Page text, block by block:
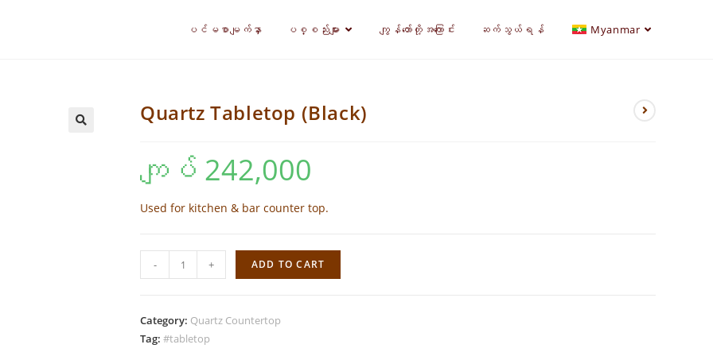
ပင်မစာမျက်နှာ ပစ္စည်းများ ကျွန်တော်တို့အကြောင်း ဆက်သွယ်ရန် Myanmar
Quartz Tabletop (Black)
ကျပ် 242,000
Used for kitchen & bar counter top.
Tabletop
quantity
- + ADD TO CART
Category: Quartz Countertop
Tag: #tabletop